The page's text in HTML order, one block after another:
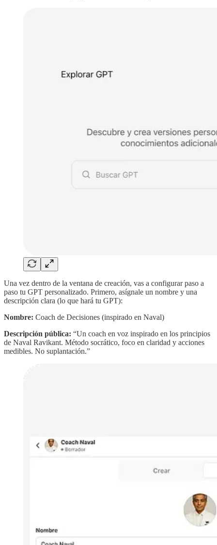
Una vez dentro de la ventana de creación, vas a configurar paso a
paso tu GPT personalizado. Primero, asígnale un nombre y una
descripción clara (lo que hará tu GPT):
Nombre: Coach de Decisiones (inspirado en Naval)
Descripción pública: “Un coach en voz inspirado en los principios
de Naval Ravikant. Método socrático, foco en claridad y acciones
medibles. No suplantación.”